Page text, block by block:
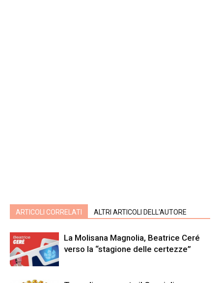
ARTICOLI CORRELATI ALTRI ARTICOLI DELL'AUTORE
La Molisana Magnolia, Beatrice Ceré
verso la “stagione delle certezze”